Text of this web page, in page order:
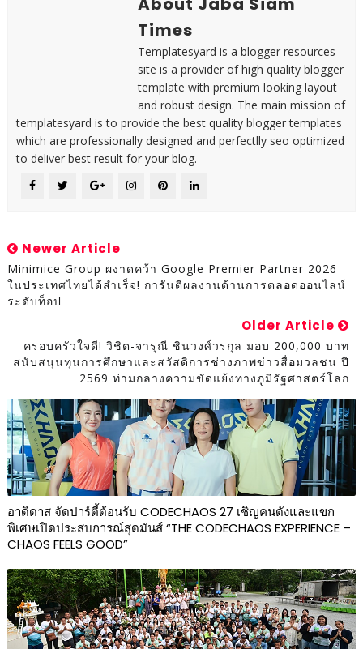
Times
Templatesyard is a blogger resources
site is a provider of high quality blogger
template with premium looking layout
and robust design. The main mission of
templatesyard is to provide the best quality blogger templates
which are professionally designed and perfectlly seo optimized
to deliver best result for your blog.
Newer Article
Minimice Group ผงาดคว้า Google Premier Partner 2026
ในประเทศไทยได้สำเร็จ! การันตีผลงานด้านการตลอดออนไลน์
ระดับท็อป
Older Article
ครอบครัวใจดี! วิชิต-จารุณี ชินวงศ์วรกุล มอบ 200,000 บาท
สนับสนุนทุนการศึกษาและสวัสดิการช่างภาพข่าวสื่อมวลชน ปี
2569 ท่ามกลางความขัดแย้งทางภูมิรัฐศาสตร์โลก
อาดิดาส จัดปาร์ตี้ต้อนรับ CODECHAOS 27 เชิญคนดังและแขก
พิเศษเปิดประสบการณ์สุดมันส์ “THE CODECHAOS EXPERIENCE –
CHAOS FEELS GOOD”